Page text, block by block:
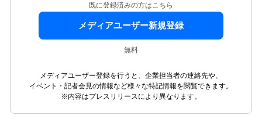
既に登録済みの方はこちら
メディアユーザー新規登録
無料
メディアユーザー登録を行うと、企業担当者の連絡先や、
イベント・記者会見の情報など様々な特記情報を閲覧できます。
※内容はプレスリリースにより異なります。